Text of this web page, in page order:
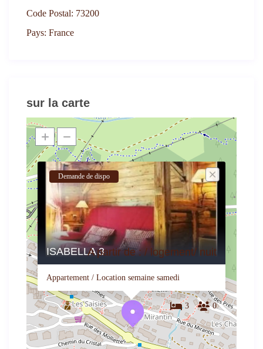
Code Postal: 73200
Pays: France
sur la carte
Demande de dispo
ISABELLA 3
Appartement / Location semaine samedi
0
3
A partir de : / logement/ nuit